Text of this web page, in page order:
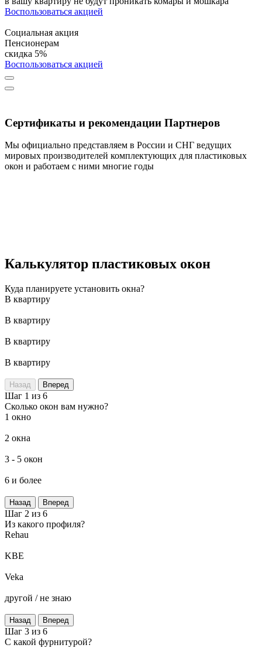
Воспользоваться акцией
Социальная акция
Пенсионерам
скидка 5%
Воспользоваться акцией
Сертификаты и рекомендации Партнеров
Мы официально представляем в России и СНГ ведущих
мировых производителей комплектующих для пластиковых
окон и работаем с ними многие годы
Калькулятор пластиковых окон
Куда планируете установить окна?
В квартиру
В квартиру
В квартиру
В квартиру
Назад Вперед
Шаг 1 из 6
Сколько окон вам нужно?
1 окно
2 окна
3 - 5 окон
6 и более
Назад Вперед
Шаг 2 из 6
Из какого профиля?
Rehau
KBE
Veka
другой / не знаю
Назад Вперед
Шаг 3 из 6
C какой фурнитурой?